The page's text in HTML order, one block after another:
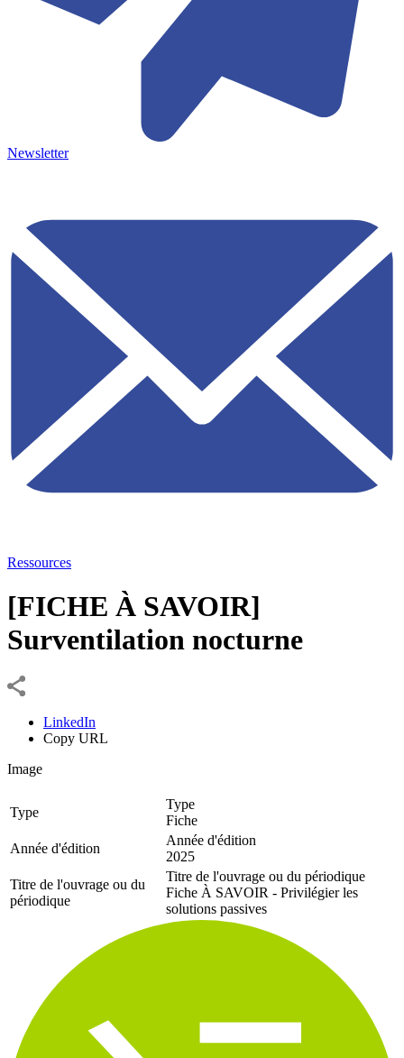
Newsletter
Ressources
[FICHE À SAVOIR]
Surventilation nocturne
LinkedIn
Copy URL
Image
Type
Type
Fiche
Année d'édition
Année d'édition
2025
Titre de l'ouvrage ou du
périodique
Titre de l'ouvrage ou du périodique
Fiche À SAVOIR - Privilégier les
solutions passives